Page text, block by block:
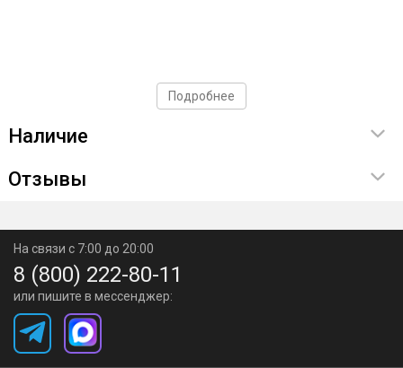
Подробнее
Наличие
Отзывы
На связи с 7:00 до 20:00
8 (800) 222-80-11
или пишите в мессенджер: